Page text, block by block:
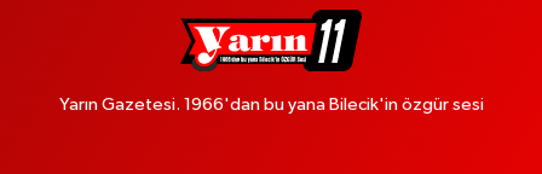
Yarın Gazetesi. 1966'dan bu yana Bilecik'in özgür sesi